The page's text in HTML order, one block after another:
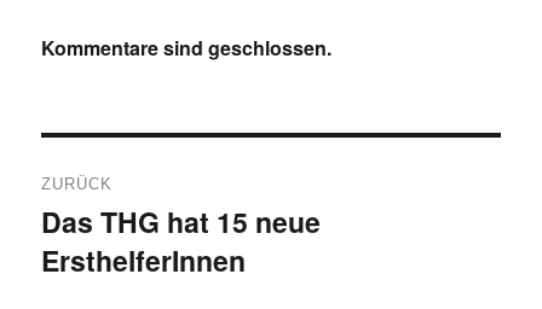
Kommentare sind geschlossen.
ZURÜCK
Vorheriger
Beitrag:
Das THG hat 15 neue
ErsthelferInnen